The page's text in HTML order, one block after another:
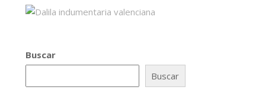
Buscar
Buscar